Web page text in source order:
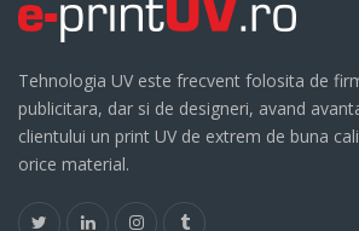
Tehnologia UV este frecvent folosita de
publicitara, dar si de designeri, avand
clientului un print UV de extrem de buna
orice material.